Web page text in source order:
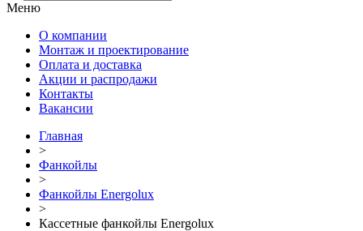
Меню
О компании
Монтаж и проектирование
Оплата и доставка
Акции и распродажи
Контакты
Вакансии
Главная
>
Фанкойлы
>
Фанкойлы Energolux
>
Кассетные фанкойлы Energolux